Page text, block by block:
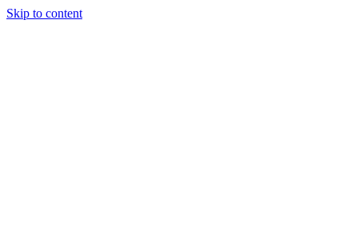
Skip to content